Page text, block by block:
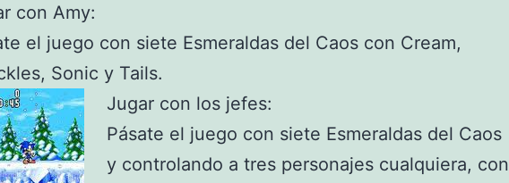
con Amy:
el juego con siete Esmeraldas del Caos con Cream,
Sonic y Tails.
Jugar con los jefes:
Pásate el juego con siete Esmeraldas del Caos
y controlando a tres personajes cualquiera, con